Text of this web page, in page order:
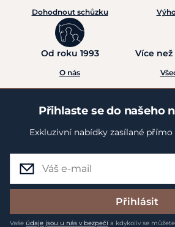
Dohodnout schůzku
Od roku 1993
O nás
Více
Přihlaste se do našeho
Exkluzivní nabídky zasílané
Přihlásit
Vaše údaje jsou u nás v bezpečí a kdykoliv se